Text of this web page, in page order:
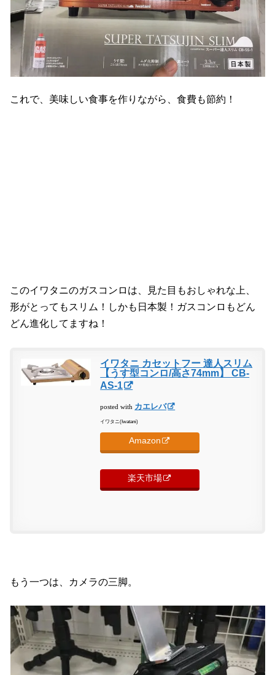
これで、美味しい食事を作りながら、食費も節約！
このイワタニのガスコンロは、見た目もおしゃれな上、
形がとってもスリム！しかも日本製！ガスコンロもどん
どん進化してますね！
イワタニ カセットフー 達人スリム
【うす型コンロ/高さ74mm】 CB-
AS-1
posted with カエレバ
イワタニ(Iwatani)
Amazon
楽天市場
もう一つは、カメラの三脚。